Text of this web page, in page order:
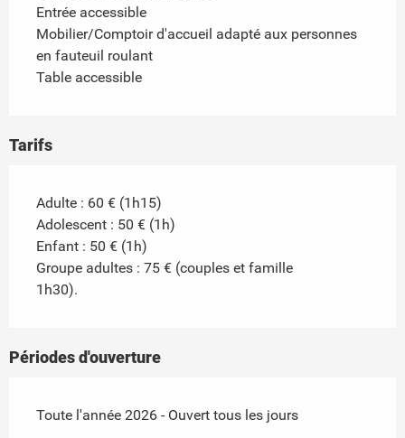
Entrée accessible
Mobilier/Comptoir d'accueil adapté aux personnes
en fauteuil roulant
Table accessible
Tarifs
Adulte : 60 € (1h15)
Adolescent : 50 € (1h)
Enfant : 50 € (1h)
Groupe adultes : 75 € (couples et famille
1h30).
Périodes d'ouverture
Toute l'année 2026 - Ouvert tous les jours